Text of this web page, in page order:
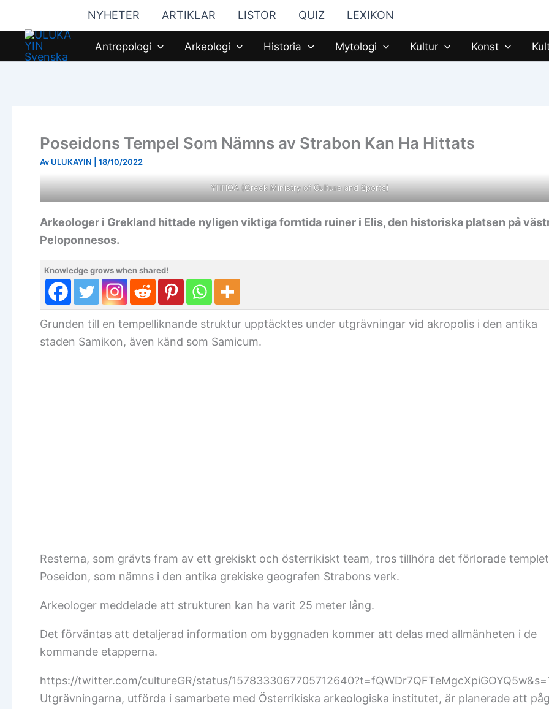
innehåll
NYHETER ARTIKLAR LISTOR QUIZ LEXIKON
Antropologi Arkeologi Historia Mytologi Kultur Konst
Poseidons Tempel Som Nämns av Strabon Kan Ha Hittats
Av ULUKAYIN 18/10/2022
ΥΠΠΟΑ (Greek Ministry of Culture and Sports)
Arkeologer i Grekland hittade nyligen viktiga forntida ruiner i Elis, den historiska platsen på
Peloponnesos.
Knowledge grows when shared!
Grunden till en tempelliknande struktur upptäcktes under utgrävningar vid akropolis i den antika
staden Samikon, även känd som Samicum.
Resterna, som grävts fram av ett grekiskt och österrikiskt team, tros tillhöra det förlorade templet
Poseidon, som nämns i den antika grekiske geografen Strabons verk.
Arkeologer meddelade att strukturen kan ha varit 25 meter lång.
Det förväntas att detaljerad information om byggnaden kommer att delas med allmänheten i de
kommande etapperna.
https://twitter.com/cultureGR/status/
Utgrävningarna, utförda i samarbete med Österrikiska arkeologiska institutet, är planerade att